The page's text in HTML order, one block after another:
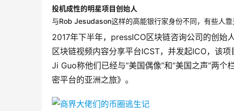
投机成性的明星项目创始人
与Rob Jesudason这样的高能银行家身份不同，有些人靠
2017年下半年，pressICO区块链咨询公司的创
区块链视频内容分享平台ICST，并发起ICO，该
Ji Guo称他们已经与“美国偶像”和“美国之声”两
密平台的亚洲之旅》。